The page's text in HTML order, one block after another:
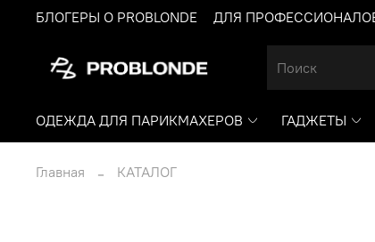
БЛОГЕРЫ О PROBLONDE ДЛЯ
ОДЕЖДА ДЛЯ ПАРИКМАХЕРОВ ГАДЖЕТЫ
Главная КАТАЛОГ